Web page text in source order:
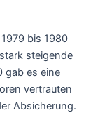
bis 1980
steigende
gab es eine
vertrauten
Absicherung.